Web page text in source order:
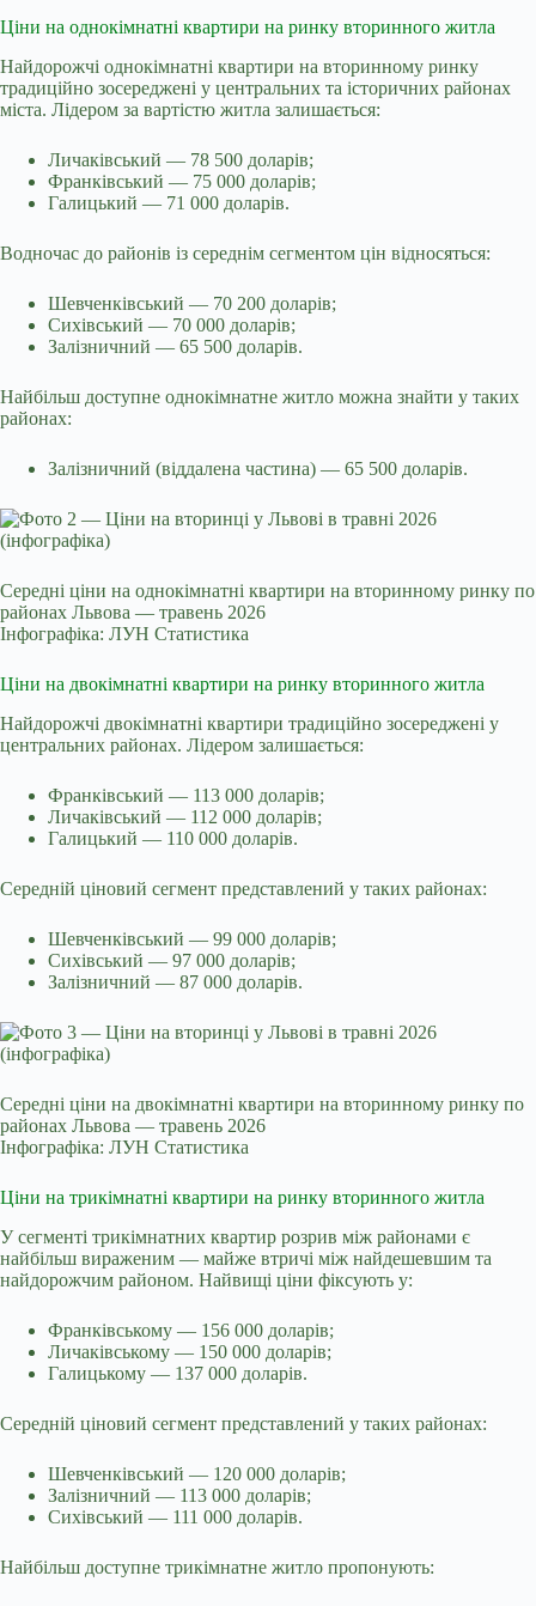
Ціни на однокімнатні квартири на ринку вторинного житла
Найдорожчі однокімнатні квартири на вторинному ринку
традиційно зосереджені у центральних та історичних районах
міста. Лідером за вартістю житла залишається:
Личаківський — 78 500 доларів;
Франківський — 75 000 доларів;
Галицький — 71 000 доларів.
Водночас до районів із середнім сегментом цін відносяться:
Шевченківський — 70 200 доларів;
Сихівський — 70 000 доларів;
Залізничний — 65 500 доларів.
Найбільш доступне однокімнатне житло можна знайти у таких
районах:
Залізничний (віддалена частина) — 65 500 доларів.
Середні ціни на однокімнатні квартири на вторинному ринку по
районах Львова — травень 2026
Інфографіка: ЛУН Статистика
Ціни на двокімнатні квартири на ринку вторинного житла
Найдорожчі двокімнатні квартири традиційно зосереджені у
центральних районах. Лідером залишається:
Франківський — 113 000 доларів;
Личаківський — 112 000 доларів;
Галицький — 110 000 доларів.
Середній ціновий сегмент представлений у таких районах:
Шевченківський — 99 000 доларів;
Сихівський — 97 000 доларів;
Залізничний — 87 000 доларів.
Середні ціни на двокімнатні квартири на вторинному ринку по
районах Львова — травень 2026
Інфографіка: ЛУН Статистика
Ціни на трикімнатні квартири на ринку вторинного житла
У сегменті трикімнатних квартир розрив між районами є
найбільш вираженим — майже втричі між найдешевшим та
найдорожчим районом. Найвищі ціни фіксують у:
Франківському — 156 000 доларів;
Личаківському — 150 000 доларів;
Галицькому — 137 000 доларів.
Середній ціновий сегмент представлений у таких районах:
Шевченківський — 120 000 доларів;
Залізничний — 113 000 доларів;
Сихівський — 111 000 доларів.
Найбільш доступне трикімнатне житло пропонують: